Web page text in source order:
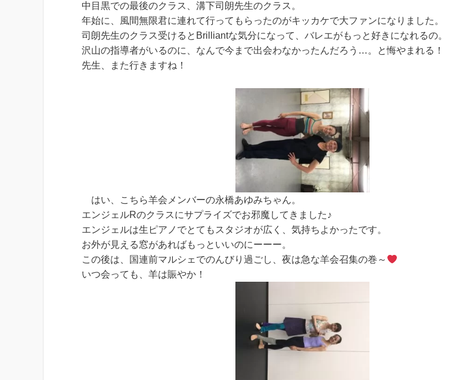
中目黒での最後のクラス、溝下司朗先生のクラス。
年始に、風間無限君に連れて行ってもらったのがキッカケで大ファンになりました。
司朗先生のクラス受けるとBrilliantな気分になって、バレエがもっと好きになれるの。
沢山の指導者がいるのに、なんで今まで出会わなかったんだろう…。と悔やまれる！
先生、また行きますね！
はい、こちら羊会メンバーの永橋あゆみちゃん。
エンジェルRのクラスにサプライズでお邪魔してきました♪
エンジェルは生ピアノでとてもスタジオが広く、気持ちよかったです。
お外が見える窓があればもっといいのにーーー。
この後は、国連前マルシェでのんびり過ごし、夜は急な羊会召集の巻～
いつ会っても、羊は賑やか！